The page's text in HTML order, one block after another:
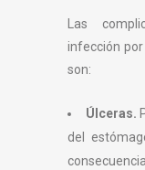
Las
infección
son:
Úlceras.
del